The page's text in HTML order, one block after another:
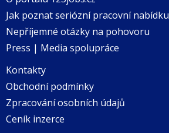
Jak poznat seriózní pracovní nabídku
Nepříjemné otázky na pohovoru
Press | Media spolupráce
Kontakty
Obchodní podmínky
Zpracování osobních údajů
Ceník inzerce